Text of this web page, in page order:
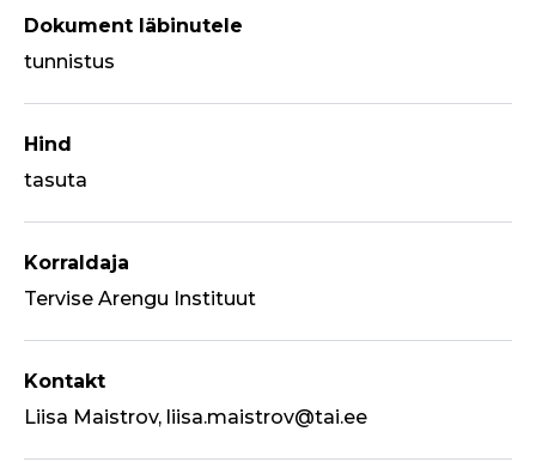
Dokument läbinutele
tunnistus
Hind
tasuta
Korraldaja
Tervise Arengu Instituut
Kontakt
Liisa Maistrov, liisa.maistrov@tai.ee